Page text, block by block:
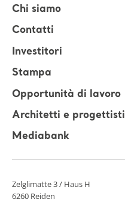
Chi siamo
Contatti
Investitori
Stampa
Opportunità di lavoro
Architetti e progettisti
Mediabank
Zelglimatte 3 / Haus H
6260 Reiden